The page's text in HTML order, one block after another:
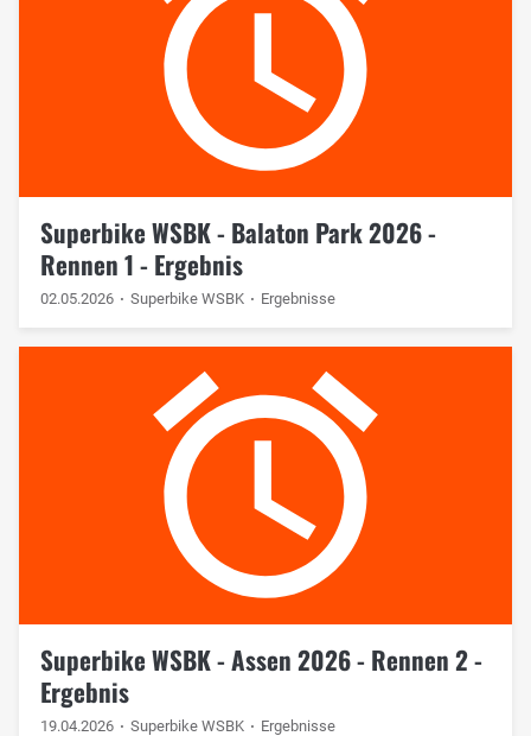
Superbike WSBK - Balaton Park 2026 -
Rennen 1 - Ergebnis
02.05.2026 Superbike WSBK Ergebnisse
Superbike WSBK - Assen 2026 - Rennen 2 -
Ergebnis
19.04.2026 Superbike WSBK Ergebnisse